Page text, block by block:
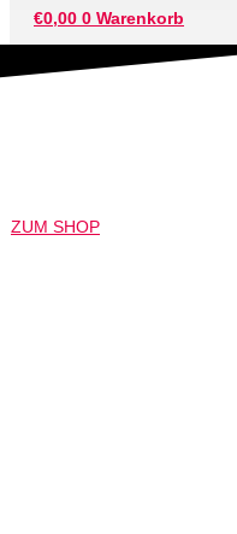
€0,00 0 Warenkorb
ZUM SHOP